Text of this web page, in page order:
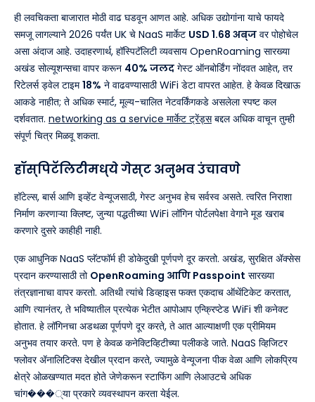
ही लवचिकता बाजारात मोठी वाढ घडवून आणत आहे. अधिक उद्योगांना याचे फायदे
समजू लागल्याने 2026 पर्यंत UK चे NaaS मार्केट USD 1.68 अब्ज वर पोहोचेल
असा अंदाज आहे. उदाहरणार्थ, हॉस्पिटॅलिटी व्यवसाय OpenRoaming सारख्या
अखंड सोल्यूशन्सचा वापर करून 40% जलद गेस्ट ऑनबोर्डिंग नोंदवत आहेत, तर
रिटेलर्स ड्वेल टाइम18% ने वाढवण्यासाठी WiFi डेटा वापरत आहेत. हे केवळ दिखाऊ
आकडे नाहीत; ते अधिक स्मार्ट, मूल्य-चालित नेटवर्किंगकडे असलेला स्पष्ट कल
दर्शवतात. networking as a service मार्केट ट्रेंड्सबद्दल अधिक वाचून तुम्ही
संपूर्ण चित्र मिळवू शकता.
हॉस्पिटॅलिटीमध्ये गेस्ट अनुभव उंचावणे
हॉटेल्स, बार्स आणि इव्हेंट वेन्यूजसाठी, गेस्ट अनुभव हेच सर्वस्व असते. त्वरित निराशा
निर्माण करणाऱ्या क्लिष्ट, जुन्या पद्धतीच्या WiFi लॉगिन पोर्टलपेक्षा वेगाने मूड खराब
करणारे दुसरे काहीही नाही.
एक आधुनिक NaaS प्लॅटफॉर्म ही डोकेदुखी पूर्णपणे दूर करतो. अखंड, सुरक्षित ॲक्सेस
प्रदान करण्यासाठी तो OpenRoaming आणि Passpoint सारख्या
तंत्रज्ञानाचा वापर करतो. अतिथी त्यांचे डिव्हाइस फक्त एकदाच ऑथेंटिकेट करतात,
आणि त्यानंतर, ते भविष्यातील प्रत्येक भेटीत आपोआप एन्क्रिप्टेड WiFi शी कनेक्ट
होतात. हे लॉगिनचा अडथळा पूर्णपणे दूर करते, ते आत आल्याक्षणी एक प्रीमियम
अनुभव तयार करते. पण हे केवळ कनेक्टिव्हिटीच्या पलीकडे जाते. NaaS व्हिजिटर
फ्लोवर ॲनालिटिक्स देखील प्रदान करते, ज्यामुळे वेन्यूजना पीक वेळा आणि लोकप्रिय
क्षेत्रे ओळखण्यात मदत होते जेणेकरून स्टाफिंग आणि लेआउटचे अधिक
चांग���्या प्रकारे व्यवस्थापन करता येईल.